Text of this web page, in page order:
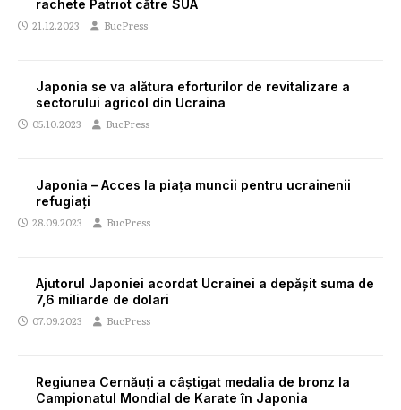
rachete Patriot către SUA
21.12.2023 BucPress
Japonia se va alătura eforturilor de revitalizare a
sectorului agricol din Ucraina
05.10.2023 BucPress
Japonia – Acces la piața muncii pentru ucrainenii
refugiați
28.09.2023 BucPress
Ajutorul Japoniei acordat Ucrainei a depășit suma de
7,6 miliarde de dolari
07.09.2023 BucPress
Regiunea Cernăuți a câștigat medalia de bronz la
Campionatul Mondial de Karate în Japonia